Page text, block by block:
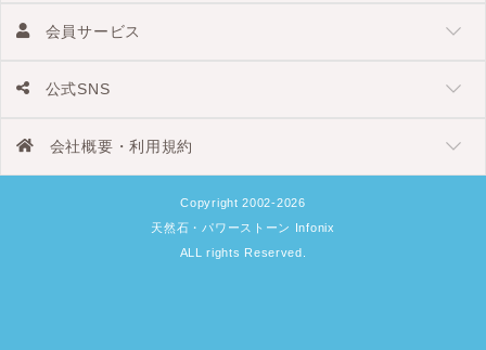
会員サービス
公式SNS
会社概要・利用規約
Copyright 2002-2026
天然石・パワーストーン Infonix
ALL rights Reserved.